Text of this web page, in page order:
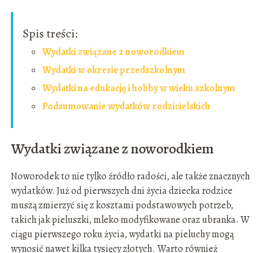
Spis treści:
Wydatki związane z noworodkiem
Wydatki w okresie przedszkolnym
Wydatki na edukację i hobby w wieku szkolnym
Podsumowanie wydatków rodzicielskich
Wydatki związane z noworodkiem
Noworodek to nie tylko źródło radości, ale także znacznych
wydatków. Już od pierwszych dni życia dziecka rodzice
muszą zmierzyć się z kosztami podstawowych potrzeb,
takich jak pieluszki, mleko modyfikowane oraz ubranka. W
ciągu pierwszego roku życia, wydatki na pieluchy mogą
wynosić nawet kilka tysięcy złotych. Warto również